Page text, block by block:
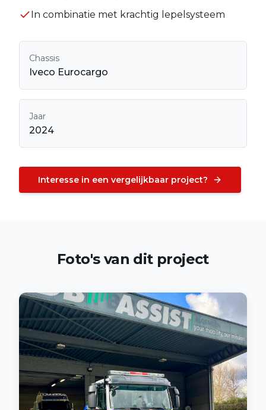
In combinatie met krachtig lepelsysteem
Chassis
Iveco Eurocargo
Jaar
2024
Interesse in een vergelijkbaar project?
Foto's van dit project